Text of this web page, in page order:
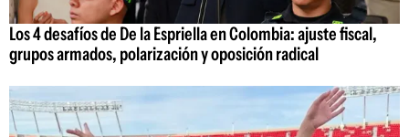
Los 4 desafíos de De la Espriella en Colombia: ajuste fiscal,
grupos armados, polarización y oposición radical